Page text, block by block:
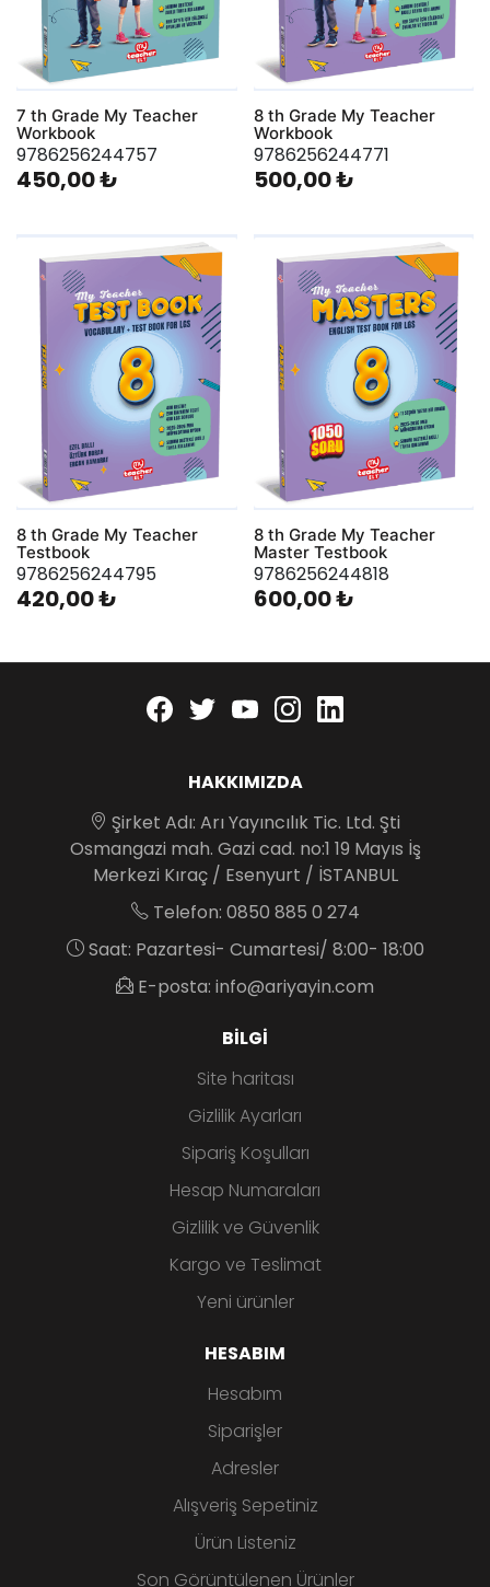
7 th Grade My Teacher
Workbook
9786256244757
450,00 ₺
8 th Grade My Teacher
Workbook
9786256244771
500,00 ₺
8 th Grade My Teacher
Testbook
9786256244795
420,00 ₺
8 th Grade My Teacher
Master Testbook
9786256244818
600,00 ₺
Facebook
twitteryoutubeinstagram
HAKKIMIZDA
Şirket Adı: Arı Yayıncılık Tic. Ltd. Şti
Osmangazi mah. Gazi cad. no:1 19 Mayıs İş
Merkezi Kıraç / Esenyurt / İSTANBUL
Telefon: 0850 885 0 274
Saat: Pazartesi- Cumartesi/ 8:00- 18:00
E-posta: info@ariyayin.com
BILGI
Site haritası
Gizlilik Ayarları
Sipariş Koşulları
Hesap Numaraları
Gizlilik ve Güvenlik
Kargo ve Teslimat
Yeni ürünler
HESABIM
Hesabım
Siparişler
Adresler
Alışveriş Sepetiniz
Ürün Listeniz
Son Görüntülenen Ürünler